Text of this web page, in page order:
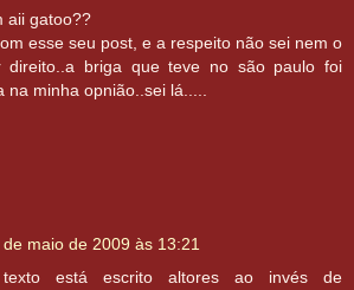
aii gatoo??
esse seu post, e a respeito não sei nem o
direito..a briga que teve no são paulo foi
na minha opnião..sei lá.....
de maio de 2009 às 13:21
texto está escrito altores ao invés de